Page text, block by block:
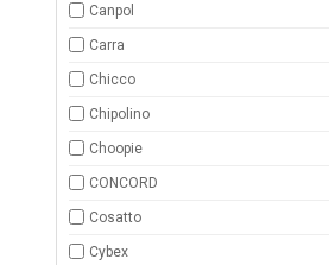
Canpol
Carra
Chicco
Chipolino
Choopie
CONCORD
Cosatto
Cybex